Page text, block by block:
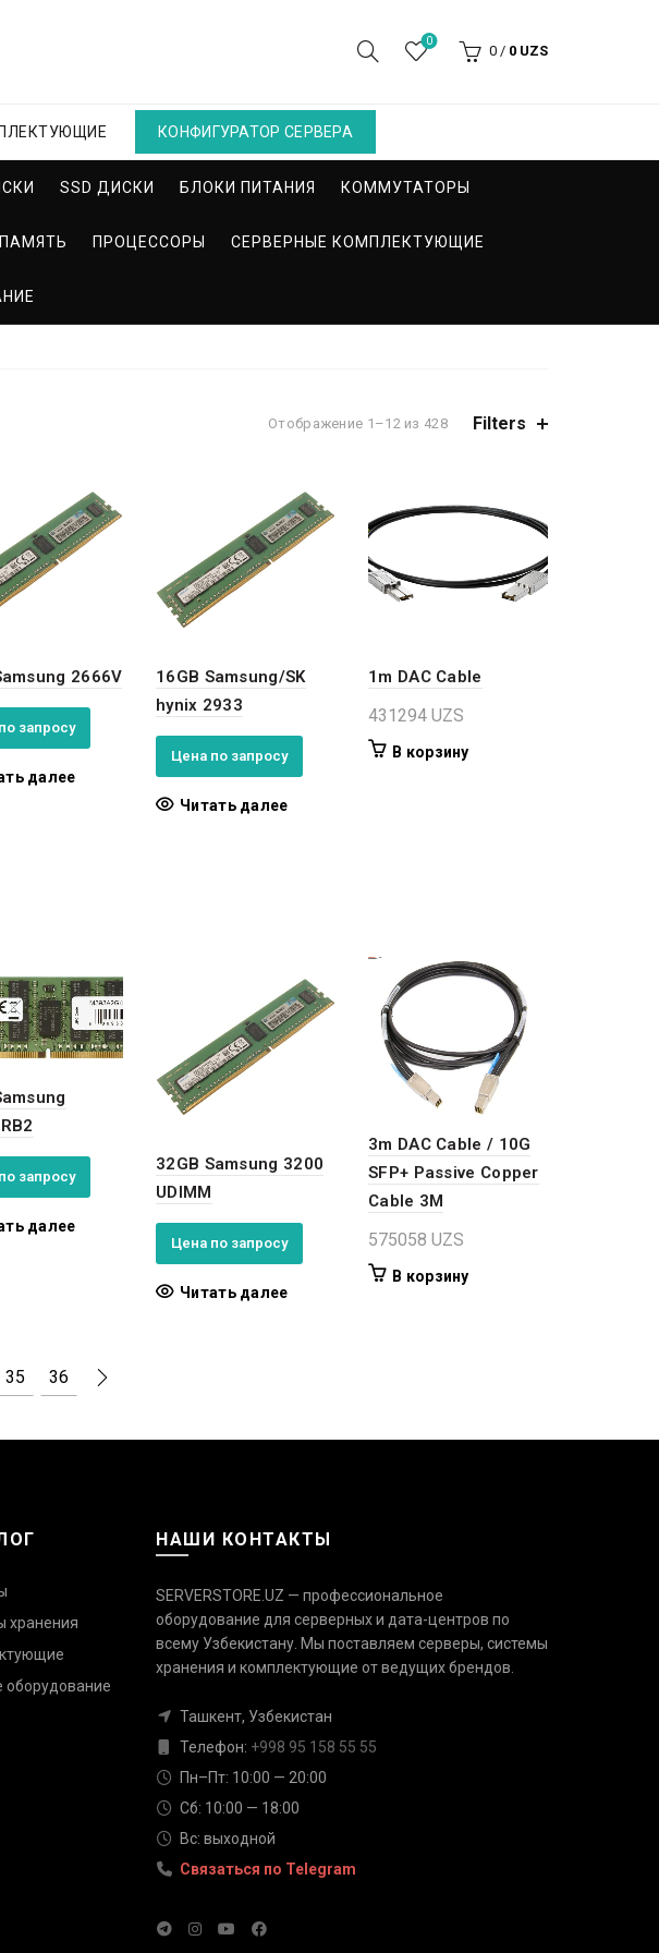
0
0 / 0 UZS
КОНФИГУРАТОР СЕРВЕРА
SSD ДИСКИ БЛОКИ ПИТАНИЯ КОММУТАТОРЫ
ПРОЦЕССОРЫ СЕРВЕРНЫЕ КОМПЛЕКТУЮЩИЕ
Отображение 1–12 из 428 Filters
2666V
запросу
далее
16GB Samsung/SK
hynix 2933
Цена по запросу
Читать далее
1m DAC Cable
431294 UZS
В корзину
запросу
далее
32GB Samsung 3200
UDIMM
Цена по запросу
Читать далее
3m DAC Cable / 10G
SFP+ Passive Copper
Cable 3M
575058 UZS
В корзину
35 36
хранения
оборудование
НАШИ КОНТАКТЫ
SERVERSTORE.UZ — профессиональное
оборудование для серверных и дата-центров по
всему Узбекистану. Мы поставляем серверы, системы
хранения и комплектующие от ведущих брендов.
Ташкент, Узбекистан
Телефон: +998 95 158 55 55
Пн–Пт: 10:00 — 20:00
Сб: 10:00 — 18:00
Вс: выходной
Связаться по Telegram
Связаться с нами
Ответим быстро — выберите
удобный канал